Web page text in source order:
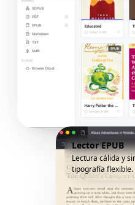
Lector EPUB
Lectura cálida y
tipografía flexible.